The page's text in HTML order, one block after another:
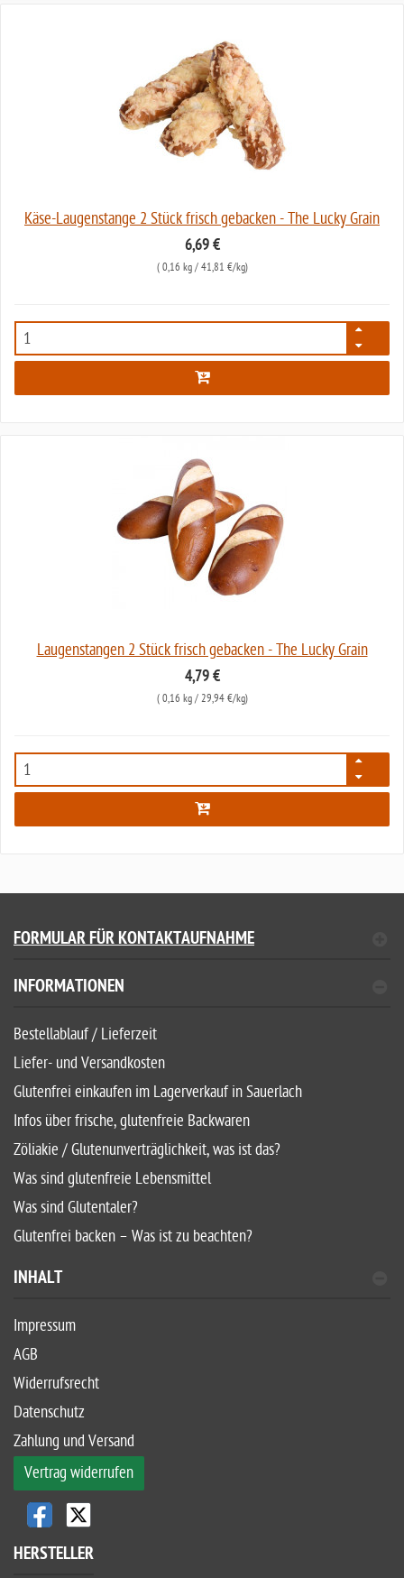
Käse-Laugenstange 2 Stück frisch gebacken - The Lucky Grain
6,69 €
( 0,16 kg/ 41,81 €/kg)
6390
Laugenstangen 2 Stück frisch gebacken - The Lucky Grain
4,79 €
( 0,16 kg/ 29,94 €/kg)
6394
FORMULAR FÜR KONTAKTAUFNAHME
INFORMATIONEN
Bestellablauf / Lieferzeit
Liefer- und Versandkosten
Glutenfrei einkaufen im Lagerverkauf in Sauerlach
Infos über frische, glutenfreie Backwaren
Zöliakie / Glutenunverträglichkeit, was ist das?
Was sind glutenfreie Lebensmittel
Was sind Glutentaler?
Glutenfrei backen – Was ist zu beachten?
INHALT
Impressum
AGB
Widerrufsrecht
Datenschutz
Zahlung und Versand
Vertrag widerrufen
HERSTELLER